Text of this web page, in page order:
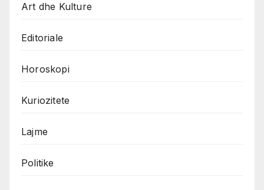
Art dhe Kulture
Editoriale
Horoskopi
Kuriozitete
Lajme
Politike